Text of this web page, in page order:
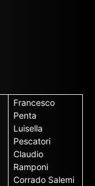
Francesco
Penta
Luisella
Pescatori
Claudio
Ramponi
Corrado Salemi